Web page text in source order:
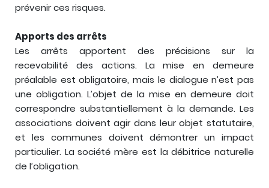
prévenir ces risques.
Apports des arrêts
Les arrêts apportent des précisions sur la
recevabilité des actions. La mise en demeure
préalable est obligatoire, mais le dialogue n’est pas
une obligation. L’objet de la mise en demeure doit
correspondre substantiellement à la demande. Les
associations doivent agir dans leur objet statutaire,
et les communes doivent démontrer un impact
particulier. La société mère est la débitrice naturelle
de l’obligation.